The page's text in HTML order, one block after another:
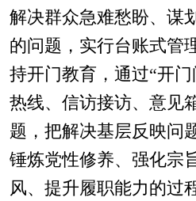
解决群众急难愁盼、谋
的问题，实行台账式管
持开门教育，通过“开门
热线、信访接访、意见
题，把解决基层反映问
锤炼党性修养、强化宗
风、提升履职能力的过